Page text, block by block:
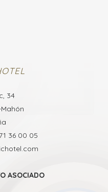
34
36 00 05
ASOCIADO